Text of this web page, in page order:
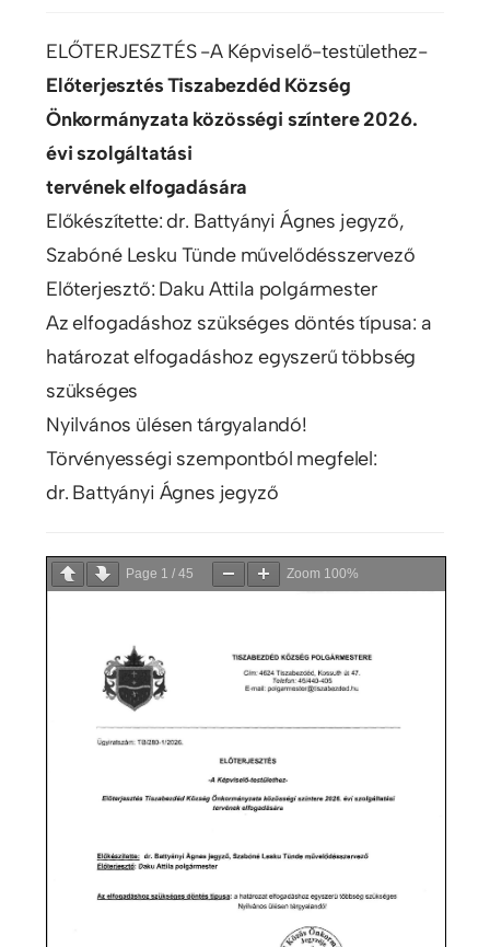
ELŐTERJESZTÉS -A Képviselő-testülethez-
Előterjesztés Tiszabezdéd Község
Önkormányzata közösségi színtere 2026.
évi szolgáltatási
tervének elfogadására
Előkészítette: dr. Battyányi Ágnes jegyző,
Szabóné Lesku Tünde művelődésszervező
Előterjesztő: Daku Attila polgármester
Az elfogadáshoz szükséges döntés típusa: a
határozat elfogadáshoz egyszerű többség
szükséges
Nyilvános ülésen tárgyalandó!
Törvényességi szempontból megfelel:
dr. Battyányi Ágnes jegyző
Page 1 / 45 Zoom 100%